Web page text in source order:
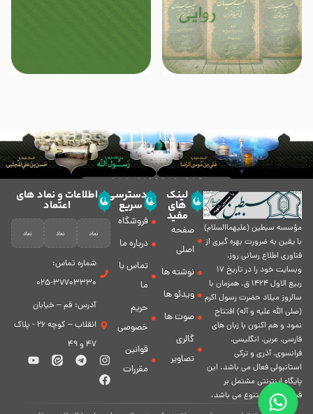
مؤسسه سبطين (عليهماالسلام)
با يقين به ضرورت بهره گیرى از
فناورى اطلاع رسانى روز،
وبسایت خود را در تاريخ 17
ربيع الاول 1424 ق. همزمان با
سالروز ميلاد حضرت رسول اكرم
(صلی الله علیه و آله) افتتاح
نمود و هم اكنون با زبان های
فارسی، عربى، انگلیسی،
فرانسوی، آذری و ترکی
استانبولی فعال مى باشد. اين
پايگاه اينترنتى مشتمل بر
قسمت هاى متنوع مى باشد.
لینک
های
مفید
صفحه
اصلی
نوشته ها
ویدئو ها
صوت ها
گالری
تصاویر
دسترسی
سریع
فروشگاه
درباره ما
تماس با
ما
حریم
خصوصی
قوانین
مقررات
اطلاعات و نماد های
اعتماد
شماره تماس:
37703330-025
آدرس: قم – خیابان
انقلاب – کوچه 26 - پلاک
47 و 49